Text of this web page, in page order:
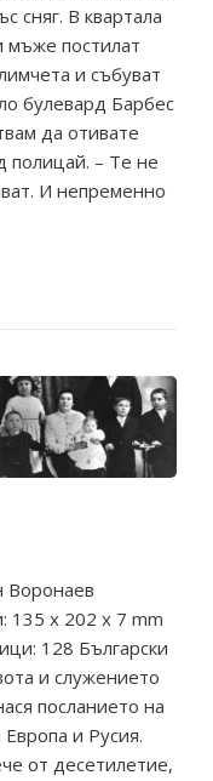
сняг. В квартала
постилат
и събуват
булевард Барбес
да отивате
полицай. – Те не
И непременно
Воронаев
135 x 202 x 7 mm
128 Български
и служението
посланието на
и Русия.
от десетилетие,